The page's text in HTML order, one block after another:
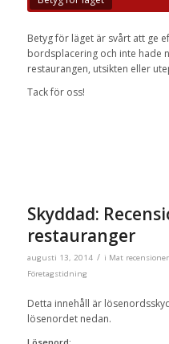
Betyg för läget är svårt att ge
bordsplacering och inte hade
restaurangen, utsikten eller
Tack för oss!
Skyddad:
restauranger
augusti 13, 2014 / i Mat recensioner,
Företagstidning
Detta innehåll är
lösenordet nedan.